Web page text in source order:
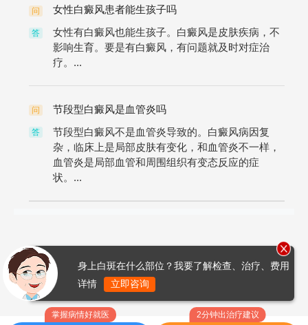
问 女性白癜风患者能生孩子吗
答
女性有白癜风也能生孩子。白癜风是皮肤疾病，不
影响生育。要是有白癜风，有问题就及时对症治
疗。...
问 节段型白癜风是血管炎吗
答
节段型白癜风不是血管炎导致的。白癜风病因复
杂，临床上是局部皮肤有变化，和血管炎不一样，
血管炎是局部血管和周围组织有变态反应的症
状。...
掌握病情好就医 2分钟出治疗建议
身上白斑在什么部位？我要了解检查、治疗、费用
详情
立即咨询